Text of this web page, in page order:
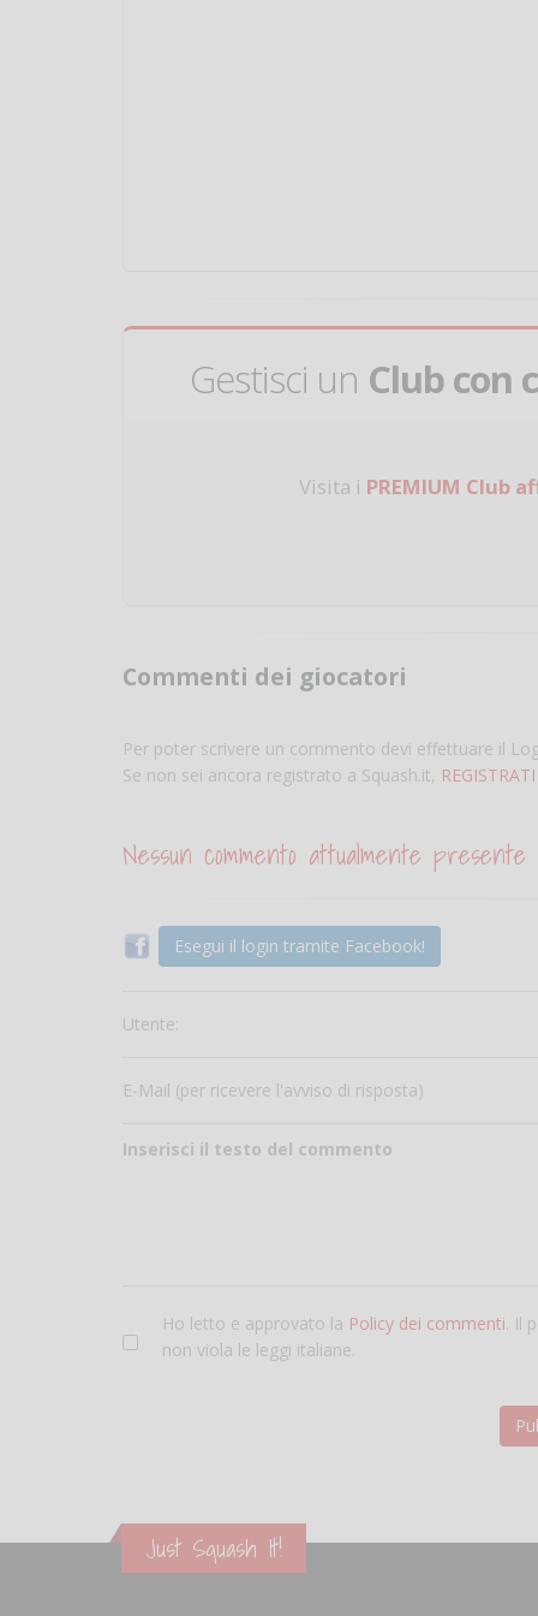
Gestisci un Club con
Visita i PREMIUM Club
Commenti dei giocatori
Per poter scrivere un commento devi effettuare il
Se non sei ancora registrato a Squash.it,
Nessun commento attualmente presente
Esegui il login tramite Facebook!
Utente:
E-Mail (per ricevere l'avviso di risposta)
Inserisci il testo del commento
Ho letto e approvato la Policy dei commenti. Il
non viola le leggi italiane.
Just Squash It!